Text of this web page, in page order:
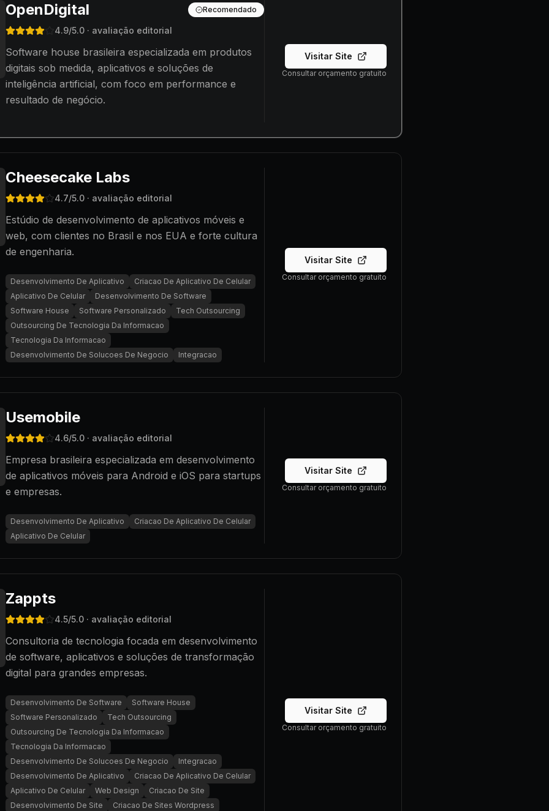
OpenDigital Recomendado
4.9/5.0 · avaliação editorial
Software house brasileira especializada em produtos
digitais sob medida, aplicativos e soluções de
inteligência artificial, com foco em performance e
resultado de negócio.
Visitar Site
Consultar orçamento gratuito
Cheesecake Labs
4.7/5.0 · avaliação editorial
Estúdio de desenvolvimento de aplicativos móveis e
web, com clientes no Brasil e nos EUA e forte cultura
de engenharia.
Desenvolvimento De Aplicativo
Criacao De Aplicativo De Celular
Aplicativo De Celular
Desenvolvimento De Software
Software House
Software Personalizado
Tech Outsourcing
Outsourcing De Tecnologia Da Informacao
Tecnologia Da Informacao
Desenvolvimento De Solucoes De Negocio
Integracao
Visitar Site
Consultar orçamento gratuito
Usemobile
4.6/5.0 · avaliação editorial
Empresa brasileira especializada em desenvolvimento
de aplicativos móveis para Android e iOS para startups
e empresas.
Desenvolvimento De Aplicativo
Criacao De Aplicativo De Celular
Aplicativo De Celular
Visitar Site
Consultar orçamento gratuito
Zappts
4.5/5.0 · avaliação editorial
Consultoria de tecnologia focada em desenvolvimento
de software, aplicativos e soluções de transformação
digital para grandes empresas.
Desenvolvimento De Software
Software House
Software Personalizado
Tech Outsourcing
Outsourcing De Tecnologia Da Informacao
Tecnologia Da Informacao
Desenvolvimento De Solucoes De Negocio
Integracao
Desenvolvimento De Aplicativo
Criacao De Aplicativo De Celular
Aplicativo De Celular
Web Design
Criacao De Site
Desenvolvimento De Site
Criacao De Sites Wordpress
Visitar Site
Consultar orçamento gratuito